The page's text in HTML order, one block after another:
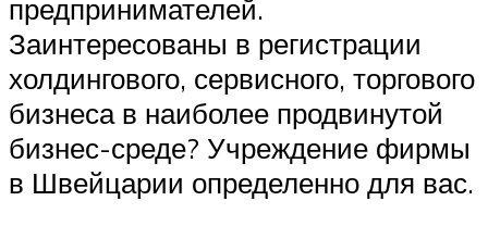
предпринимателей.
Заинтересованы в регистрации
холдингового, сервисного, торгового
бизнеса в наиболее продвинутой
бизнес-среде? Учреждение фирмы
в Швейцарии определенно для вас.